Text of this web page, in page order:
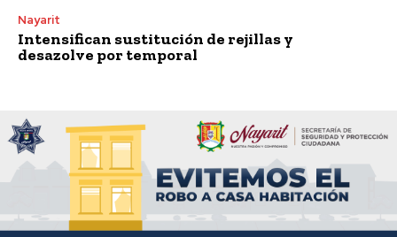
Nayarit
Intensifican sustitución de rejillas y
desazolve por temporal